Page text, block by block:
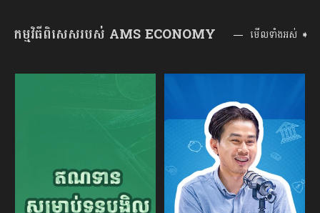
កម្មវិធីពិសេសរបស់ AMS ECONOMY មើលទាំងអស់ ➧